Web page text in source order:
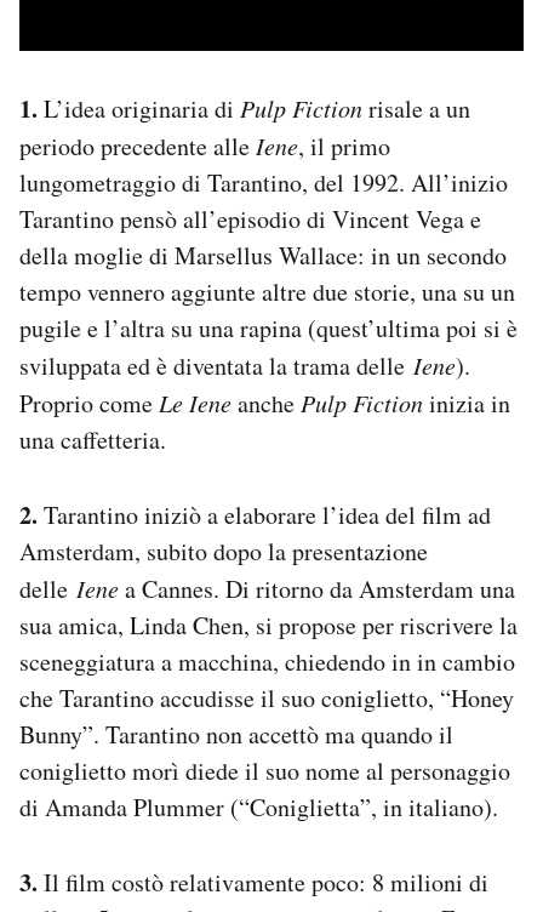
1. L’idea originaria di Pulp Fictionrisale a un
periodo precedente alle Iene, il primo
lungometraggio di Tarantino, del 1992. All’inizio
Tarantino pensò all’episodio di Vincent Vega e
della moglie di Marsellus Wallace: in un secondo
tempo vennero aggiunte altre due storie, una su un
pugile e l’altra su una rapina (quest’ultima poi si è
sviluppata ed è diventata la trama delle Iene).
Proprio come Le Ieneanche Pulp Fictioninizia in
una caffetteria.
2. Tarantino iniziò a elaborare l’idea del film ad
Amsterdam, subito dopo la presentazione
delle Ienea Cannes. Di ritorno da Amsterdam una
sua amica, Linda Chen, si propose per riscrivere la
sceneggiatura a macchina, chiedendo in in cambio
che Tarantino accudisse il suo coniglietto, “Honey
Bunny”. Tarantino non accettò ma quando il
coniglietto morì diede il suo nome al personaggio
di Amanda Plummer (“Coniglietta”, in italiano).
3. Il film costò relativamente poco: 8 milioni di